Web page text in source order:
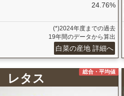
24.76%
(*)2024年度までの過去
19年間のデータから算出
白菜の産地 詳細へ
総合・平均値
レタス